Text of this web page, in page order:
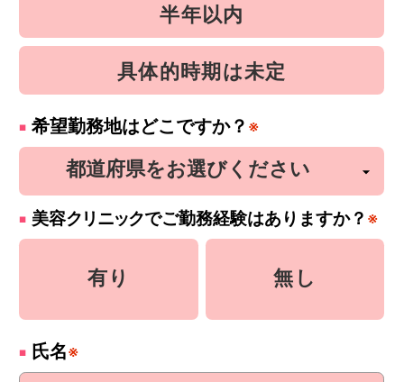
半年以内
具体的時期は未定
希望勤務地はどこですか？ ※
美容クリニックでご勤務経験はありますか？ ※
有り 無し
氏名※